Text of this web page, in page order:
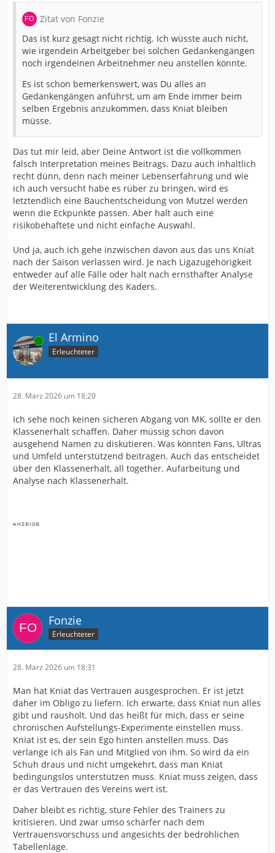
Zitat von Fonzie
Das ist kurz gesagt nicht richtig. Ich wüsste auch nicht,
wie irgendein Arbeitgeber bei solchen Gedankengängen
noch irgendeinen Arbeitnehmer neu anstellen könnte.
Es ist schon bemerkenswert, was Du alles an
Gedankengängen anführst, um am Ende immer beim
selben Ergebnis anzukommen, dass Kniat bleiben
müsse.
Das tut mir leid, aber Deine Antwort ist die vollkommen
falsch Interpretation meines Beitrags. Dazu auch inhaltlich
recht dünn, denn nach meiner Lebenserfahrung und wie
ich auch versucht habe es rüber zu bringen, wird es
letztendlich eine Bauchentscheidung von Mutzel werden
wenn die Eckpunkte passen. Aber halt auch eine
risikobehaftete und nicht einfache Auswahl.
Und ja, auch ich gehe inzwischen davon aus das uns Kniat
nach der Saison verlassen wird. Je nach Ligazugehörigkeit
entweder auf alle Fälle oder halt nach ernsthafter Analyse
der Weiterentwicklung des Kaders.
Online El Armino
Erleuchteter
28. März 2026 um 18:20
Ich sehe noch keinen sicheren Abgang von MK, sollte er den
Klassenerhalt schaffen. Daher müssig schon davon
ausgehend Namen zu diskutieren. Was könnten Fans, Ultras
und Umfeld unterstützend beitragen. Auch das entscheidet
über den Klassenerhalt, all together. Aufarbeitung und
Analyse nach Klassenerhalt.
Fonzie
Erleuchteter
28. März 2026 um 18:31
Man hat Kniat das Vertrauen ausgesprochen. Er ist jetzt
daher im Obligo zu liefern. Ich erwarte, dass Kniat nun alles
gibt und rausholt. Und das heißt für mich, dass er seine
chronischen Aufstellungs-Experimente einstellen muss.
Kniat ist es, der sein Ego hinten anstellen muss. Das
verlange ich als Fan und Mitglied von ihm. So wird da ein
Schuh draus und nicht umgekehrt, dass man Kniat
bedingungslos unterstützen muss. Kniat muss zeigen, dass
er das Vertrauen des Vereins wert ist.
Daher bleibt es richtig, sture Fehler des Trainers zu
kritisieren. Und zwar umso schärfer nach dem
Vertrauensvorschuss und angesichts der bedrohlichen
Tabellenlage.